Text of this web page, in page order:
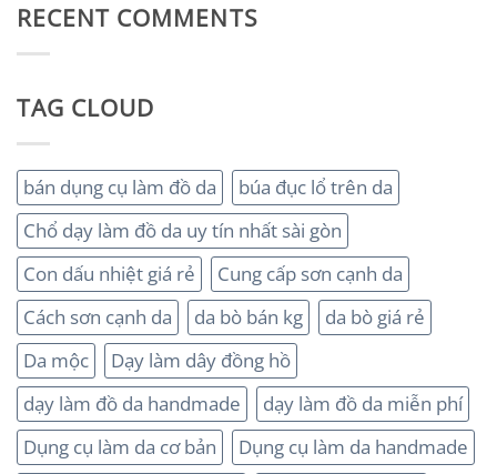
RECENT COMMENTS
TAG CLOUD
bán dụng cụ làm đồ da
búa đục lổ trên da
Chổ dạy làm đồ da uy tín nhất sài gòn
Con dấu nhiệt giá rẻ
Cung cấp sơn cạnh da
Cách sơn cạnh da
da bò bán kg
da bò giá rẻ
Da mộc
Dạy làm dây đồng hồ
dạy làm đồ da handmade
dạy làm đồ da miễn phí
Dụng cụ làm da cơ bản
Dụng cụ làm da handmade